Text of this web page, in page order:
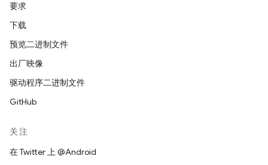
要求
下载
预览二进制文件
出厂映像
驱动程序二进制文件
GitHub
关注
在 Twitter 上 @Android